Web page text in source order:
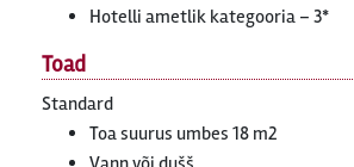
Hotelli ametlik kategooria – 3*
Toad
Standard
Toa suurus umbes 18 m2